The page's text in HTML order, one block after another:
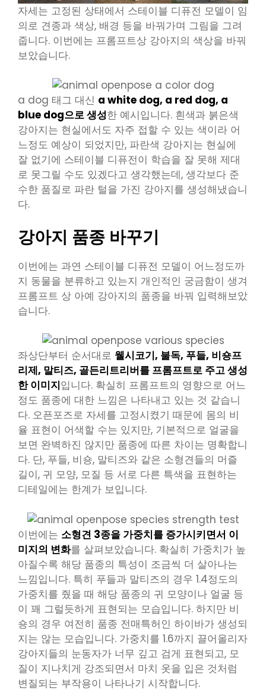
자세는 고정된 상태에서 스테이블 디퓨전 모델이 임
의로 견종과 색상, 배경 등을 바꿔가며 그림을 그려
줍니다. 이번에는 프롬프트상 강아지의 색상을 바꿔
보았습니다.
a dog 태그 대신 a white dog, a red dog, a
blue dog으로 생성한 예시입니다. 흰색과 붉은색
강아지는 현실에서도 자주 접할 수 있는 색이라 어
느정도 예상이 되었지만, 파란색 강아지는 현실에
잘 없기에 스테이블 디퓨전이 학습을 잘 못해 제대
로 못그릴 수도 있겠다고 생각했는데, 생각보다 준
수한 품질로 파란 털을 가진 강아지를 생성해냈습니
다.
강아지 품종 바꾸기
이번에는 과연 스테이블 디퓨전 모델이 어느정도까
지 동물을 분류하고 있는지 개인적인 궁금함이 생겨
프롬프트 상 아예 강아지의 품종을 바꿔 입력해보았
습니다.
좌상단부터 순서대로 웰시코기, 불독, 푸들, 비숑프
리제, 말티즈, 골든리트리버를 프롬프트로 주고 생성
한 이미지입니다. 확실히 프롬프트의 영향으로 어느
정도 품종에 대한 느낌은 나타내고 있는 것 같습니
다. 오픈포즈로 자세를 고정시켰기 때문에 몸의 비
율 표현이 어색할 수는 있지만, 기본적으로 얼굴을
보면 완벽하진 않지만 품종에 따른 차이는 명확합니
다. 단, 푸들, 비숑, 말티즈와 같은 소형견들의 머즐
길이, 귀 모양, 모질 등 서로 다른 특색을 표현하는
디테일에는 한계가 보입니다.
이번에는 소형견 3종을 가중치를 증가시키면서 이
미지의 변화를 살펴보았습니다. 확실히 가중치가 높
아질수록 해당 품종의 특성이 조금씩 더 살아나는
느낌입니다. 특히 푸들과 말티즈의 경우 1.4정도의
가중치를 줬을 때 해당 품종의 귀 모양이나 얼굴 등
이 꽤 그럴듯하게 표현되는 모습입니다. 하지만 비
숑의 경우 여전히 품종 전매특허인 하이바가 생성되
지는 않는 모습입니다. 가중치를 1.6까지 끌어올리자
강아지들의 눈동자가 너무 깊고 검게 표현되고, 모
질이 지나치게 강조되면서 마치 옷을 입은 것처럼
변질되는 부작용이 나타나기 시작합니다.